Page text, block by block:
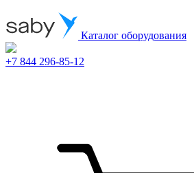
Каталог оборудования
+7 844 296-85-12